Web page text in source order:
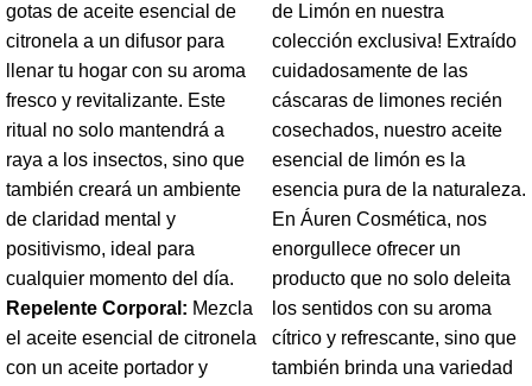
gotas de aceite esencial de
citronela a un difusor para
llenar tu hogar con su aroma
fresco y revitalizante. Este
ritual no solo mantendrá a
raya a los insectos, sino que
también creará un ambiente
de claridad mental y
positivismo, ideal para
cualquier momento del día.
Repelente Corporal: Mezcla
el aceite esencial de citronela
con un aceite portador y
de Limón en nuestra
colección exclusiva! Extraído
cuidadosamente de las
cáscaras de limones recién
cosechados, nuestro aceite
esencial de limón es la
esencia pura de la naturaleza.
En Áuren Cosmética, nos
enorgullece ofrecer un
producto que no solo deleita
los sentidos con su aroma
cítrico y refrescante, sino que
también brinda una variedad